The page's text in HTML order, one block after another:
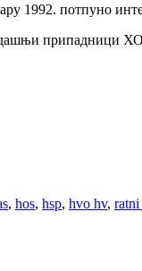
1992. потпуно
припадници
, hos, hsp, hvo hv,